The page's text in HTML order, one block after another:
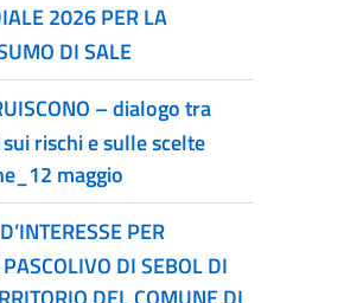
2026 PER LA
DI SALE
– dialogo tra
rischi e sulle scelte
maggio
PER
PASCOLIVO DI SEBOL DI